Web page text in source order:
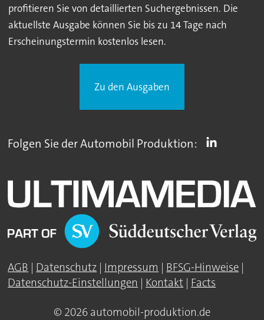
profitieren Sie von detaillierten Suchergebnissen. Die
aktuellste Ausgabe können Sie bis zu 14 Tage nach
Erscheinungstermin kostenlos lesen.
Zu den Ausgaben
Folgen Sie der Automobil Produktion:
AGB | Datenschutz | Impressum | BFSG-Hinweise |
Datenschutz-Einstellungen | Kontakt | Facts
© 2026 automobil-produktion.de